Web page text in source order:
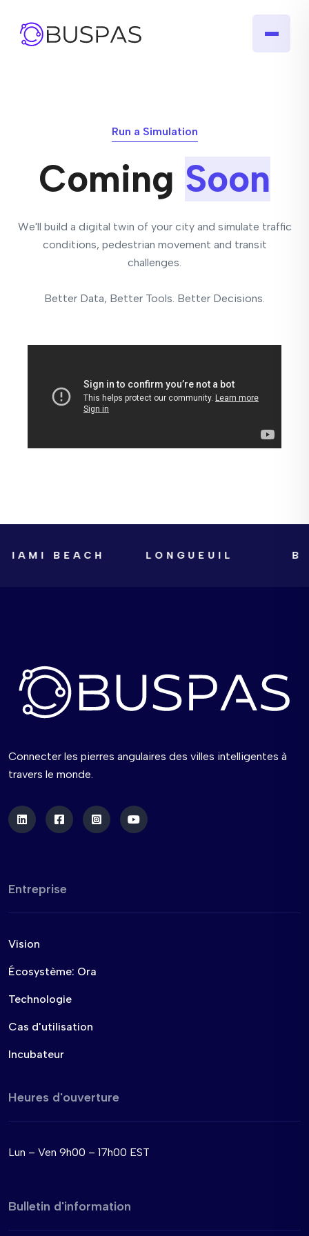
Run a Simulation
Coming Soon
We'll build a digital twin of your city and simulate traffic
conditions, pedestrian movement and transit
challenges.
Better Data, Better Tools. Better Decisions.
BEACH LONGUEUIL
Connecter les pierres angulaires des villes intelligentes à
travers le monde.
Entreprise
Vision
Écosystème: Ora
Technologie
Cas d'utilisation
Incubateur
Heures d'ouverture
Lun – Ven 9h00 – 17h00 EST
Bulletin d'information